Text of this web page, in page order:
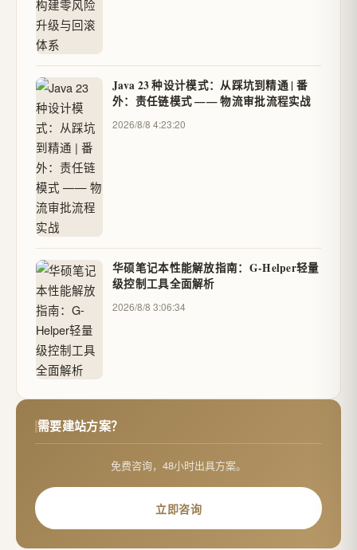
Java 23 种设计模式：从踩坑到精通 | 番
外：责任链模式 —— 物流审批流程实战
2026/8/8 4:23:20
华硕笔记本性能解放指南：G-Helper轻量
级控制工具全面解析
2026/8/8 3:06:34
需要建站方案？
免费咨询，48小时出具方案。
立即咨询